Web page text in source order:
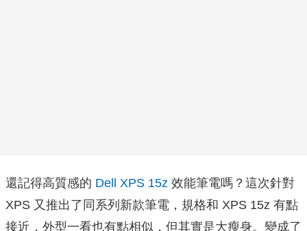
還記得高質感的 Dell XPS 15z 效能筆電嗎？這次針對
XPS 又推出了同系列新款筆電，規格和 XPS 15z 有點
接近，外型一看也有點相似，但其實是大瘦身。變成了